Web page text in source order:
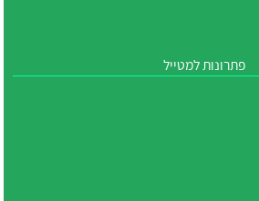
פתרונות למטייל